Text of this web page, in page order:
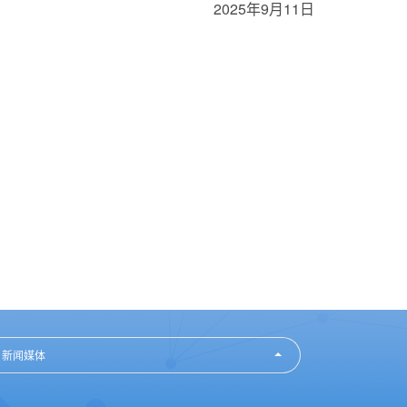
2025年9月11日
新闻媒体